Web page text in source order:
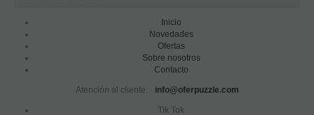
Inicio
Novedades
Ofertas
Sobre nosotros
Contacto
Atención al cliente: · info@oferpuzzle.com
Tik Tok